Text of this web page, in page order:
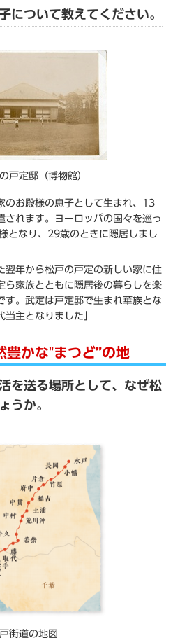
について教えてください。
戸定邸（博物館）
のお殿様の息子として生まれ、13
されます。ヨーロッパの国々を巡っ
となり、29歳のときに隠居しまし
翌年から松戸の戸定の新しい家に住
ら家族とともに隠居後の暮らしを楽
す。武定は戸定邸で生まれ華族とな
当主となりました」
豊かな"まつど”の地
を送る場所として、なぜ松
うか。
街道の地図